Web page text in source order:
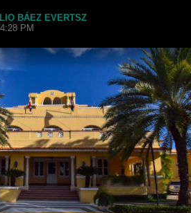
BÁEZ EVERTSZ
PM